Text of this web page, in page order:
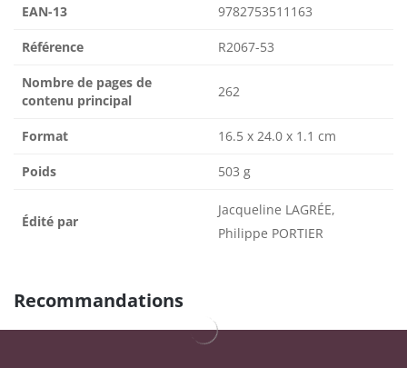
EAN-13 9782753511163
Référence R2067-53
Nombre de pages de
contenu principal
262
Format 16.5 x 24.0 x 1.1 cm
Poids 503 g
Édité par
Jacqueline LAGRÉE,
Philippe PORTIER
Recommandations